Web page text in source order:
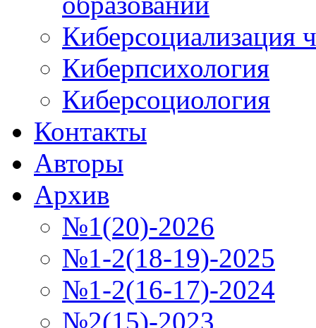
Киберсоциализация
Киберпсихология
Киберсоциология
Контакты
Авторы
Архив
№1(20)-2026
№1-2(18-19)-2025
№1-2(16-17)-2024
№2(15)-2023